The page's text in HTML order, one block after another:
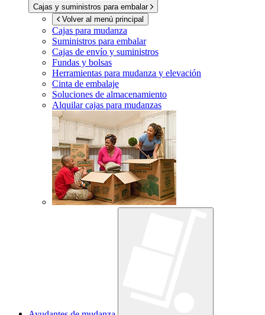
Cajas y suministros para embalar
Volver al menú principal
Cajas para mudanza
Suministros para embalar
Cajas de envío y suministros
Fundas y bolsas
Herramientas para mudanza y elevación
Cinta de embalaje
Soluciones de almacenamiento
Alquilar cajas para mudanzas